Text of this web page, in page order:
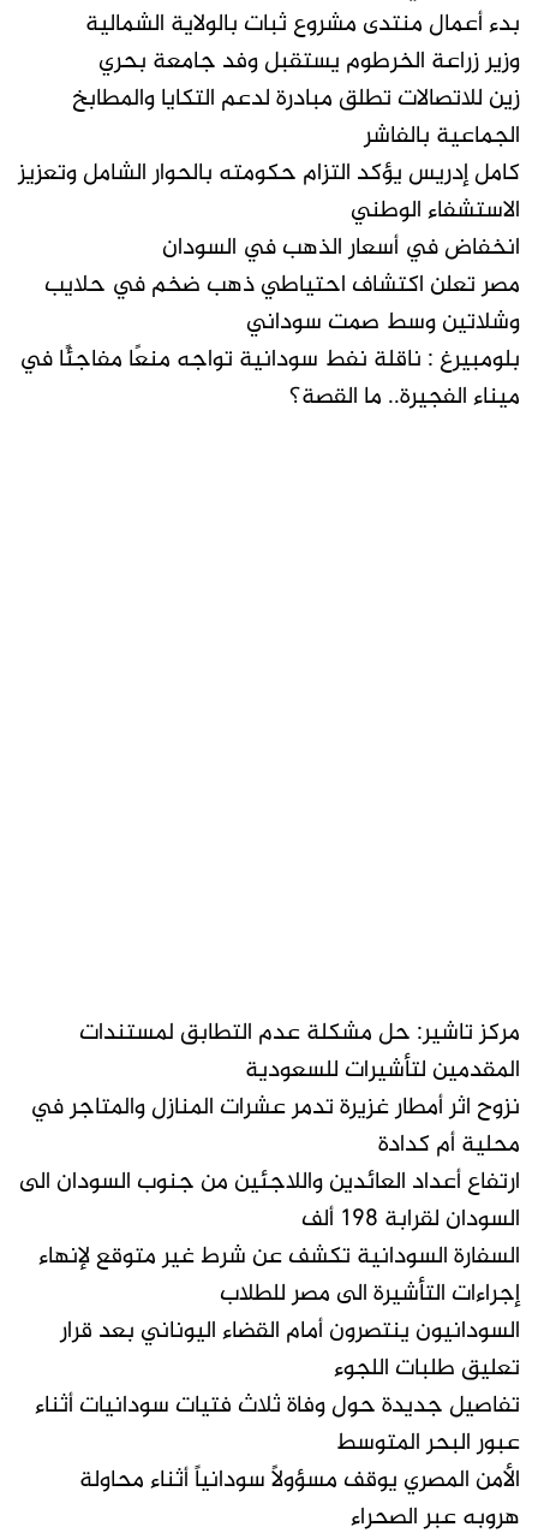
بدء أعمال منتدى مشروع ثبات بالولاية الشمالية
وزير زراعة الخرطوم يستقبل وفد جامعة بحري
زين للاتصالات تطلق مبادرة لدعم التكايا والمطابخ
الجماعية بالفاشر
كامل إدريس يؤكد التزام حكومته بالحوار الشامل وتعزيز
الاستشفاء الوطني
انخفاض في أسعار الذهب في السودان
مصر تعلن اكتشاف احتياطي ذهب ضخم في حلايب
وشلاتين وسط صمت سوداني
بلومبيرغ : ناقلة نفط سودانية تواجه منعًا مفاجئًا في
ميناء الفجيرة.. ما القصة؟
مركز تاشير: حل مشكلة عدم التطابق لمستندات
المقدمين لتأشيرات للسعودية
نزوح اثر أمطار غزيرة تدمر عشرات المنازل والمتاجر في
محلية أم كدادة
ارتفاع أعداد العائدين واللاجئين من جنوب السودان الى
السودان لقرابة 198 ألف
السفارة السودانية تكشف عن شرط غير متوقع لإنهاء
إجراءات التأشيرة الى مصر للطلاب
السودانيون ينتصرون أمام القضاء اليوناني بعد قرار
تعليق طلبات اللجوء
تفاصيل جديدة حول وفاة ثلاث فتيات سودانيات أثناء
عبور البحر المتوسط
الأمن المصري يوقف مسؤولاً سودانياً أثناء محاولة
هروبه عبر الصحراء